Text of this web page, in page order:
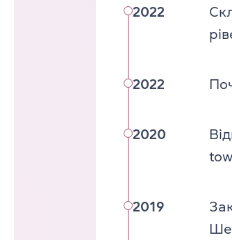
2022
2022
2020
2019